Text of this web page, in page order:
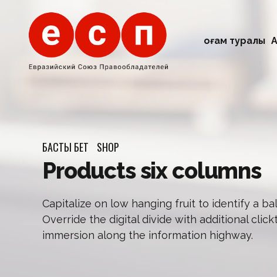
Қоғам туралы
БАСТЫ БЕТ SHOP
Products six columns
Capitalize on low hanging fruit to identify a
Override the digital divide with additional
immersion along the information highway.